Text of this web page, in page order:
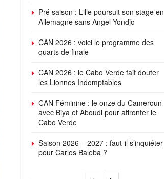
Pré saison : Lille poursuit son stage en
Allemagne sans Angel Yondjo
CAN 2026 : voici le programme des
quarts de finale
CAN 2026 : le Cabo Verde fait douter
les Lionnes Indomptables
CAN Féminine : le onze du Cameroun
avec Biya et Aboudi pour affronter le
Cabo Verde
Saison 2026 – 2027 : faut-il s’inquiéter
pour Carlos Baleba ?